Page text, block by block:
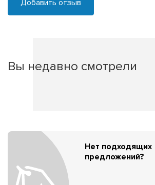
Добавить отзыв
Вы недавно смотрели
Нет подходящих
предложений?